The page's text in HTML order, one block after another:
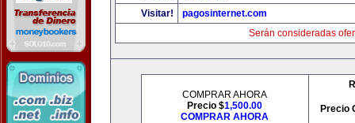
Visitar!
pagosinternet.com
Serán consideradas
COMPRAR AHORA
Precio $1,500.00
COMPRAR AHORA
Precio